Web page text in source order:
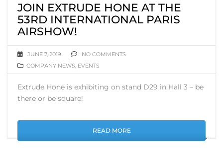
JOIN EXTRUDE HONE AT THE
53RD INTERNATIONAL PARIS
AIRSHOW!
JUNE 7, 2019
NO COMMENTS
COMPANY NEWS, EVENTS
Extrude Hone is exhibiting on stand D29 in Hall 3 – be
there or be square!
READ MORE